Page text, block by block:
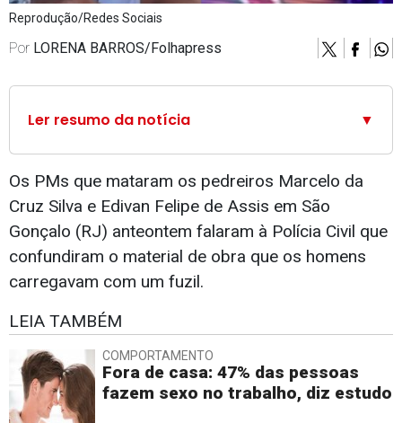
Reprodução/Redes Sociais
Por LORENA BARROS/Folhapress
Ler resumo da notícia ▼
Os PMs que mataram os pedreiros Marcelo da
Cruz Silva e Edivan Felipe de Assis em São
Gonçalo (RJ) anteontem falaram à Polícia Civil que
confundiram o material de obra que os homens
carregavam com um fuzil.
LEIA TAMBÉM
COMPORTAMENTO
Fora de casa: 47% das pessoas
fazem sexo no trabalho, diz estudo